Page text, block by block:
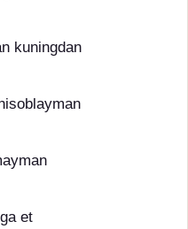
kuningdan
et